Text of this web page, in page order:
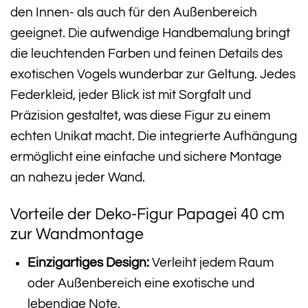
den Innen- als auch für den Außenbereich
geeignet. Die aufwendige Handbemalung bringt
die leuchtenden Farben und feinen Details des
exotischen Vogels wunderbar zur Geltung. Jedes
Federkleid, jeder Blick ist mit Sorgfalt und
Präzision gestaltet, was diese Figur zu einem
echten Unikat macht. Die integrierte Aufhängung
ermöglicht eine einfache und sichere Montage
an nahezu jeder Wand.
Vorteile der Deko-Figur Papagei 40 cm
zur Wandmontage
Einzigartiges Design:Verleiht jedem Raum
oder Außenbereich eine exotische und
lebendige Note.